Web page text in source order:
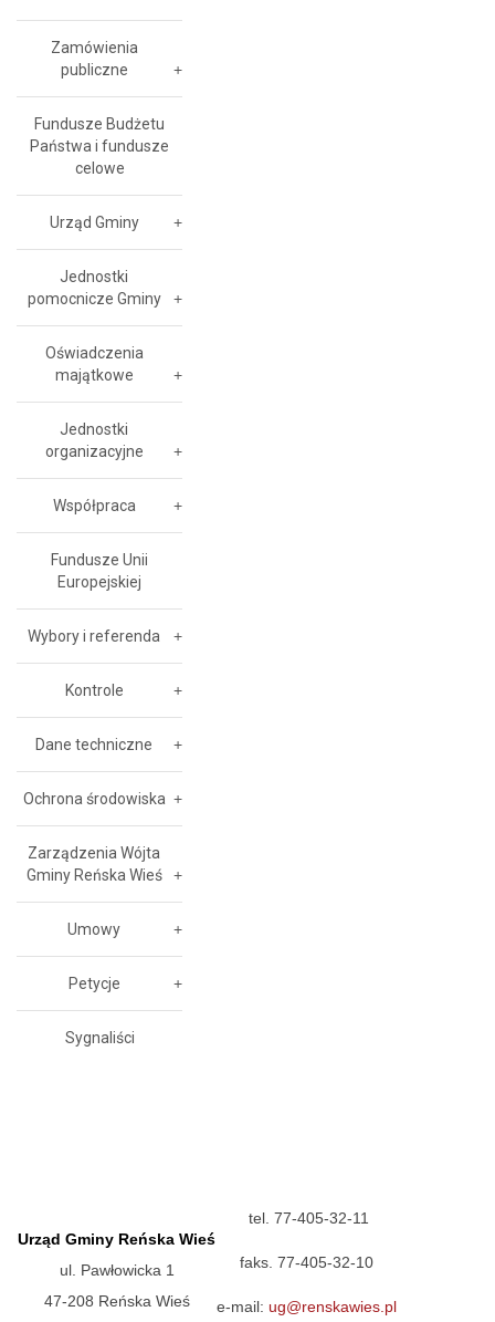
Zamówienia
publiczne
Fundusze Budżetu
Państwa i fundusze
celowe
Urząd Gminy
Jednostki
pomocnicze Gminy
Oświadczenia
majątkowe
Jednostki
organizacyjne
Współpraca
Fundusze Unii
Europejskiej
Wybory i referenda
Kontrole
Dane techniczne
Ochrona środowiska
Zarządzenia Wójta
Gminy Reńska Wieś
Umowy
Petycje
Sygnaliści
Urząd Gminy Reńska Wieś
ul. Pawłowicka 1
47-208 Reńska Wieś
tel. 77-405-32-11
faks. 77-405-32-10
e-mail: ug@renskawies.pl